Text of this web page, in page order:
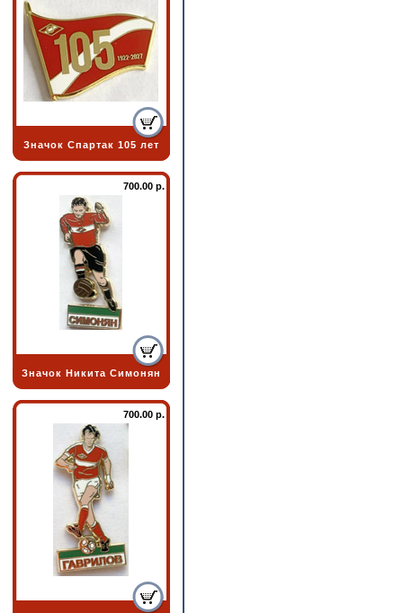
Значок Спартак 105 лет
700.00 р.
Значок Никита Симонян
700.00 р.